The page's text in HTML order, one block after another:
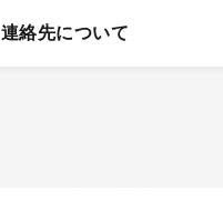
連絡先について